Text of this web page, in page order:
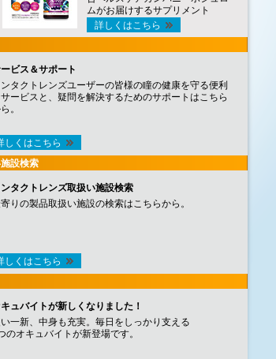
ムがお届けするサプリメント
詳しくはこちら
ビス＆サポート
タクトレンズユーザーの皆様の瞳の健康を守る便利
ービスと、疑問を解決するためのサポートはこちら
。
しくはこちら
設検索
タクトレンズ取扱い施設検索
りの製品取扱い施設の検索はこちらから。
しくはこちら
ュバイトが新しくなりました！
一新、中身も充実。毎日をしっかり支える
のオキュバイトが新登場です。